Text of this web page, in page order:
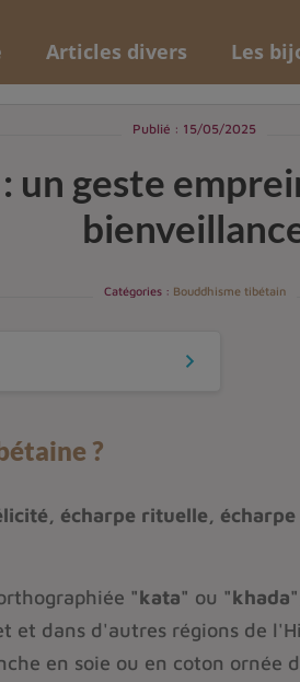
Articles divers Les
Publié : 15/05/2025
un geste
Catégories : Bouddhisme tibétain
keyboard_arrow_down
?
écharpe rituelle,
"kata" ou "khada"
dans d'autres régions de
en soie ou en coton ornée